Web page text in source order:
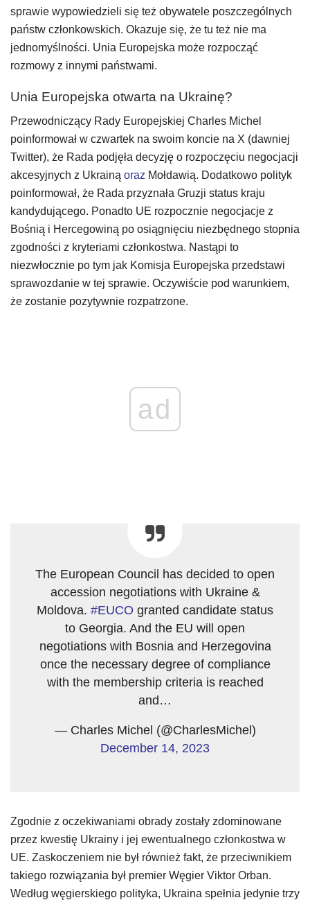
sprawie wypowiedzieli się też obywatele poszczególnych
państw członkowskich. Okazuje się, że tu też nie ma
jednomyślności. Unia Europejska może rozpocząć
rozmowy z innymi państwami.
Unia Europejska otwarta na Ukrainę?
Przewodniczący Rady Europejskiej Charles Michel
poinformował w czwartek na swoim koncie na X (dawniej
Twitter), że Rada podjęła decyzję o rozpoczęciu negocjacji
akcesyjnych z Ukrainą oraz Mołdawią. Dodatkowo polityk
poinformował, że Rada przyznała Gruzji status kraju
kandydującego. Ponadto UE rozpocznie negocjacje z
Bośnią i Hercegowiną po osiągnięciu niezbędnego stopnia
zgodności z kryteriami członkostwa. Nastąpi to
niezwłocznie po tym jak Komisja Europejska przedstawi
sprawozdanie w tej sprawie. Oczywiście pod warunkiem,
że zostanie pozytywnie rozpatrzone.
ad
The European Council has decided to open
accession negotiations with Ukraine &
Moldova. #EUCO granted candidate status
to Georgia. And the EU will open
negotiations with Bosnia and Herzegovina
once the necessary degree of compliance
with the membership criteria is reached
and…
— Charles Michel (@CharlesMichel)
December 14, 2023
Zgodnie z oczekiwaniami obrady zostały zdominowane
przez kwestię Ukrainy i jej ewentualnego członkostwa w
UE. Zaskoczeniem nie był również fakt, że przeciwnikiem
takiego rozwiązania był premier Węgier Viktor Orban.
Według węgierskiego polityka, Ukraina spełnia jedynie trzy